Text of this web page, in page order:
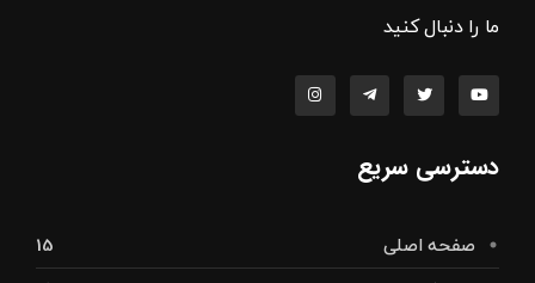
ما را دنبال کنید
دسترسی سریع
صفحه اصلی 15